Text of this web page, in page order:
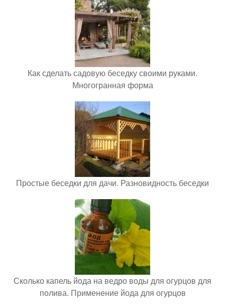
Как сделать садовую беседку своими руками.
Многогранная форма
Простые беседки для дачи. Разновидность беседки
Сколько капель йода на ведро воды для огурцов для
полива. Применение йода для огурцов